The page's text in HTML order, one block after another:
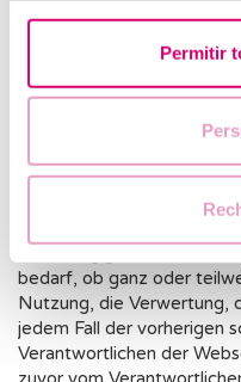
Permitir
nicht beschränkt auf die
ihren Betrieb, die
Grafiken, sind Eigentum
Zustimmung der Autoren.
Alle Inhalte der Website
des geistigen Eigentums
bedarf, ob ganz oder
Nutzung, die Verwertung,
jedem Fall der vorherigen
Verantwortlichen der